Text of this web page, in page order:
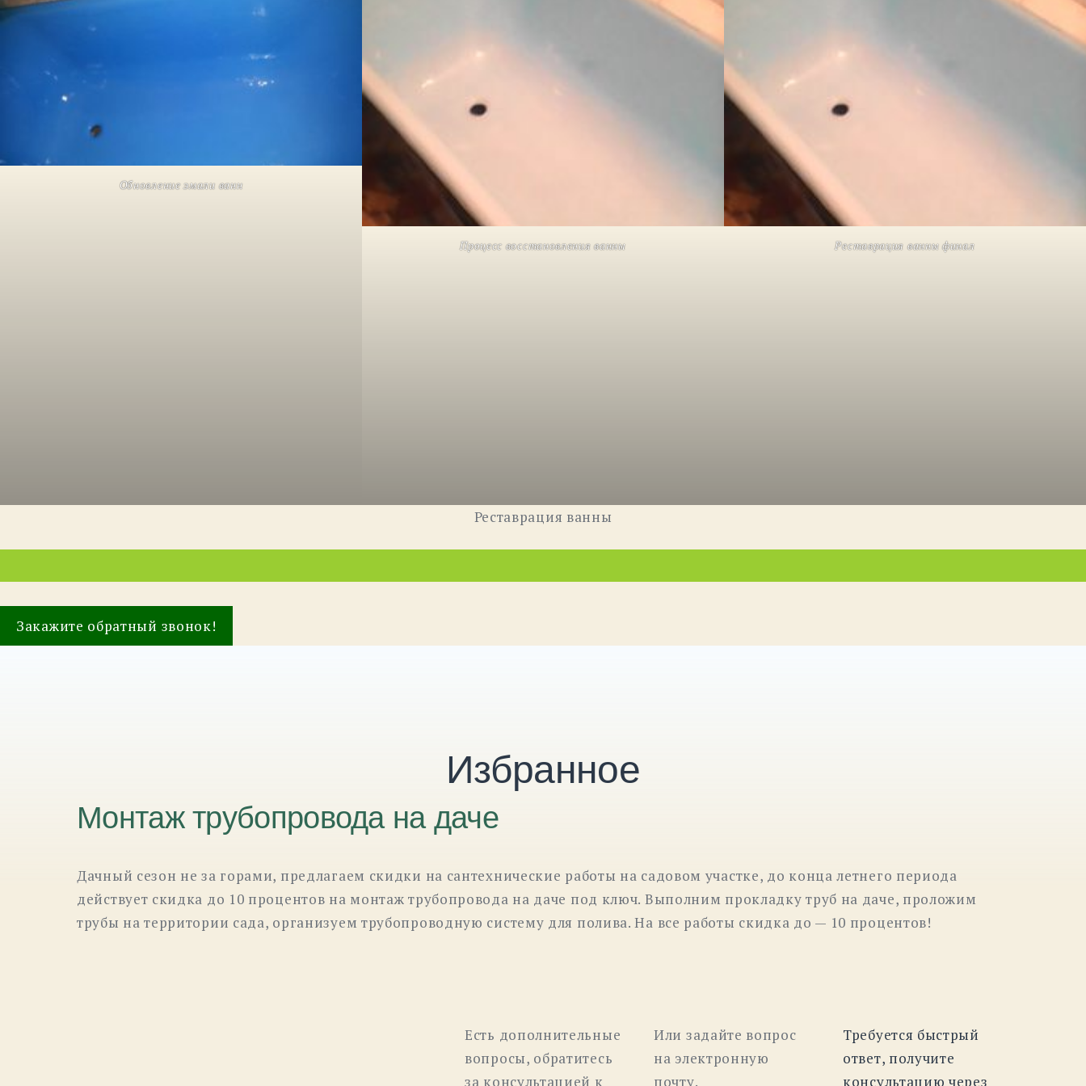
Обновление эмали ванн
Процесс восстановления ванны Реставрация ванны финал
Реставрация ванны
Закажите обратный звонок!
Избранное
Монтаж трубопровода на даче
Дачный сезон не за горами, предлагаем скидки на сантехнические работы на садовом участке, до конца летнего периода
действует скидка до 10 процентов на монтаж трубопровода на даче под ключ. Выполним прокладку труб на даче, проложим
трубы на территории сада, организуем трубопроводную систему для полива. На все работы скидка до — 10 процентов!
Есть дополнительные
вопросы, обратитесь
за консультацией к
Или задайте вопрос
на электронную
почту.
Требуется быстрый
ответ, получите
консультацию через